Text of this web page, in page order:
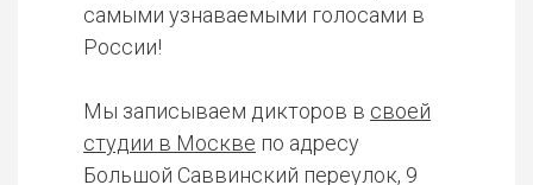
самыми узнаваемыми голосами в
России!
Мы записываем дикторов в своей
студии в Москве по адресу
Большой Саввинский переулок, 9